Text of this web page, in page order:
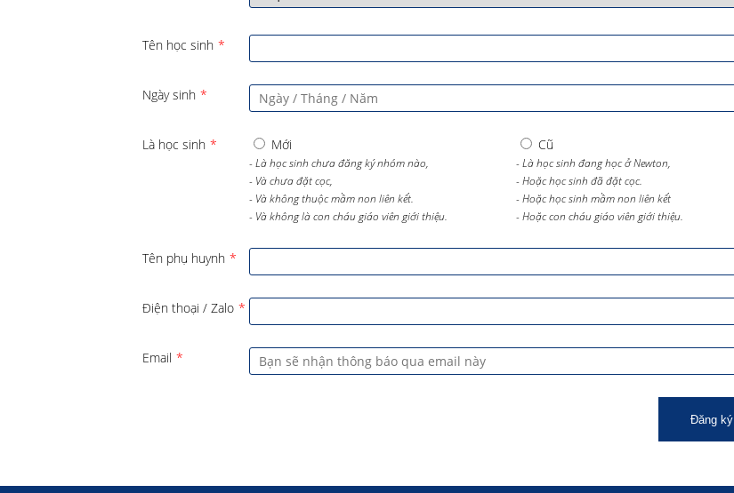
Tên học sinh *
Ngày sinh *
Là học sinh * Mới
- Là học sinh chưa đăng ký nhóm nào,
- Và chưa đặt cọc,
- Và không thuộc mầm non liên kết.
- Và không là con cháu giáo viên giới thiệu.
Cũ
- Là học sinh đang học ở Newton,
- Hoặc học sinh đã đặt cọc.
- Hoặc học sinh mầm non liên kết
- Hoặc con cháu giáo viên giới thiệu.
Tên phụ huynh *
Điện thoại / Zalo *
Email *
Đăng ký